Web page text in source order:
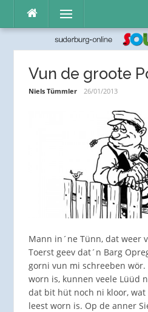
Inhalt
Menü
Vun de groote
Niels Tümmler 26/01/2013
Mann in´ne Tünn, dat weer
Toerst geev dat´n Barg
gorni vun mi schreeben
worn is, kunnen veele Lüüd
dat bit hüt noch ni kloor,
leest worn is. Op de anner